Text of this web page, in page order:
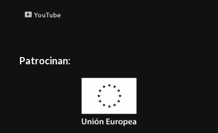
YouTube
Patrocinan: